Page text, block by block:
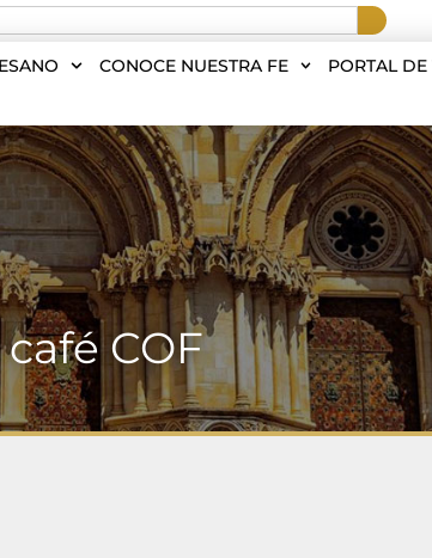
CONOCE NUESTRA FE PORTAL DE
COF